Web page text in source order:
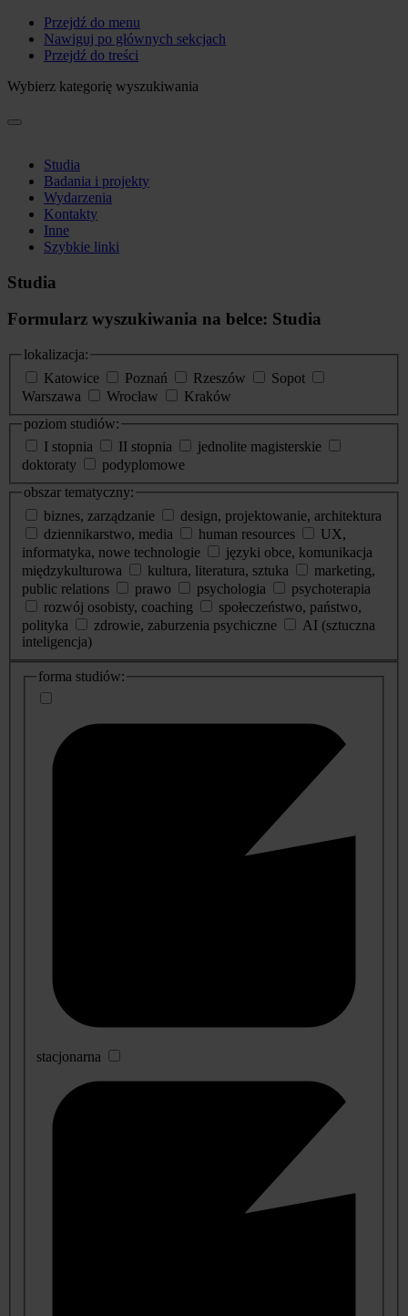
Przejdź do menu
Nawiguj po głównych sekcjach
Przejdź do treści
Wybierz kategorię wyszukiwania
Studia
Badania i projekty
Wydarzenia
Kontakty
Inne
Szybkie linki
Studia
Formularz wyszukiwania na belce: Studia
lokalizacja:
Katowice
Poznań Rzeszów
Sopot
Warszawa
Wrocław
Kraków
poziom studiów:
I stopnia
II stopnia
jednolite magisterskie
doktoraty
podyplomowe
obszar tematyczny:
biznes, zarządzanie
design, projektowanie, architektura
dziennikarstwo, media
human resources
UX,
informatyka, nowe technologie
języki obce, komunikacja
międzykulturowa
kultura, literatura, sztuka
marketing,
public relations
prawo psychologia
psychoterapia
rozwój osobisty, coaching
społeczeństwo, państwo,
polityka
zdrowie, zaburzenia psychiczne
AI (sztuczna
inteligencja)
dodatkowe
informacje
forma studiów:
stacjonarna